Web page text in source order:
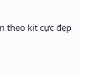
theo kit cực đẹp